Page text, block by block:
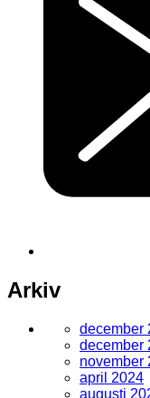
Arkiv
december
december
november
april 2024
augusti